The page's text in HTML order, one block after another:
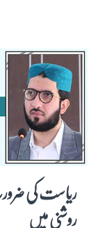
ریاست کی
روشنی میں